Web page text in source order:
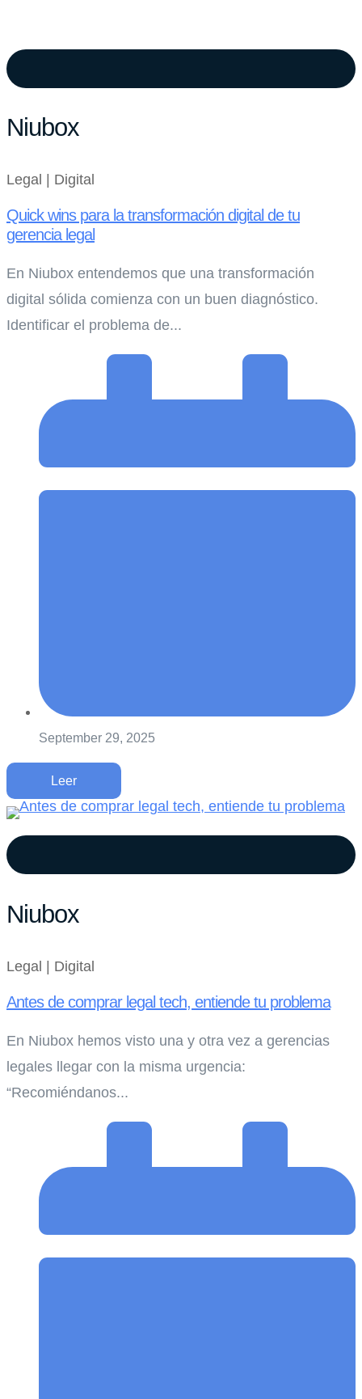
Niubox
Legal | Digital
Quick wins para la transformación digital de tu
gerencia legal
En Niubox entendemos que una transformación
digital sólida comienza con un buen diagnóstico.
Identificar el problema de...
September 29, 2025
Leer
Niubox
Legal | Digital
Antes de comprar legal tech, entiende tu problema
En Niubox hemos visto una y otra vez a gerencias
legales llegar con la misma urgencia:
“Recomiéndanos...